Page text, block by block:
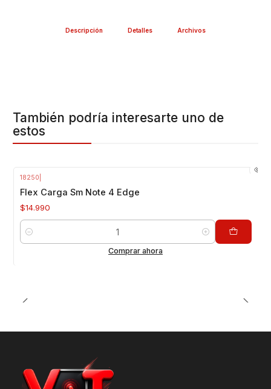
Descripción Detalles Archivos
También podría interesarte uno de
estos
18250
Flex Carga Sm Note 4 Edge
$14.990
Cantidad
Comprar ahora